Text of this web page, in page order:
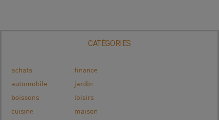
CATÉGORIES
achats
automobile
boissons
cuisine
finance
jardin
loisirs
maison